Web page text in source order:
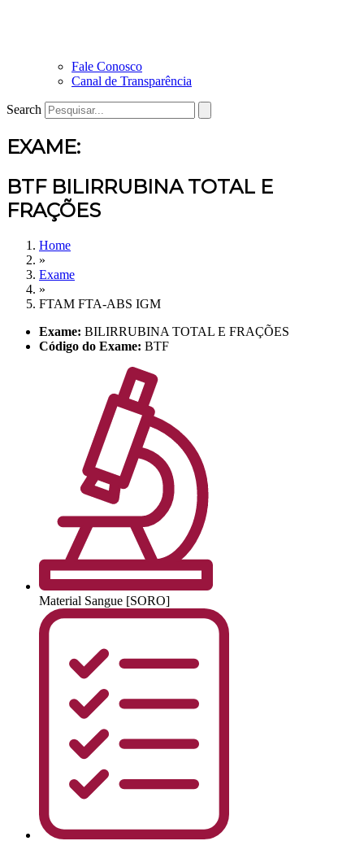
Fale Conosco
Canal de Transparência
Search
EXAME:
BTF BILIRRUBINA TOTAL E
FRAÇÕES
Home
»
Exame
»
FTAM FTA-ABS IGM
Exame: BILIRRUBINA TOTAL E FRAÇÕES
Código do Exame: BTF
Material Sangue [SORO]